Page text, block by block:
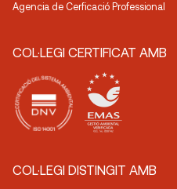
Agencia de Cerficació Professional
COL·LEGI CERTIFICAT AMB
COL·LEGI DISTINGIT AMB